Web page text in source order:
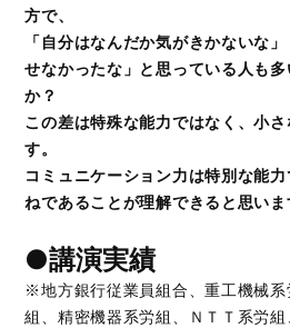
方で、
「自分はなんだか気がきかないな
せなかったな」と思っている人も
か？
この差は特殊な能力ではなく、小
す。
コミュニケーション力は特別な能
ねであることが理解できると思いま
●講演実績
※地方銀行従業員組合、重工機械
組、精密機器系労組、ＮＴＴ系労